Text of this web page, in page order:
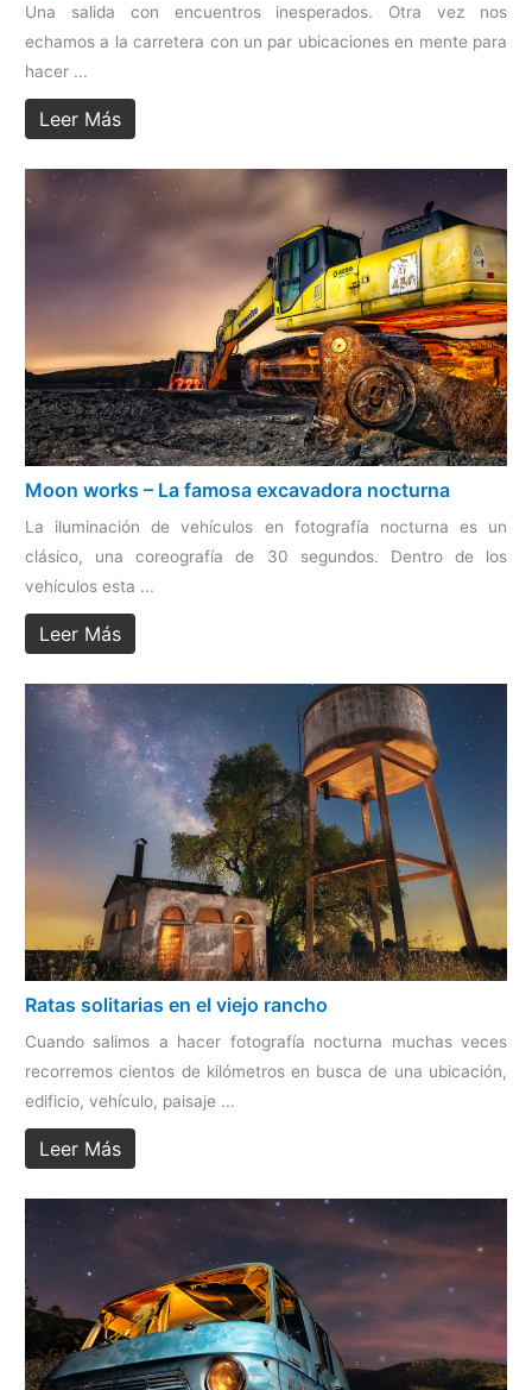
Una salida con encuentros inesperados. Otra vez nos
echamos a la carretera con un par ubicaciones en mente para
hacer ...
Leer Más
Moon works – La famosa excavadora nocturna
La iluminación de vehículos en fotografía nocturna es un
clásico, una coreografía de 30 segundos. Dentro de los
vehículos esta ...
Leer Más
Ratas solitarias en el viejo rancho
Cuando salimos a hacer fotografía nocturna muchas veces
recorremos cientos de kilómetros en busca de una ubicación,
edificio, vehículo, paisaje ...
Leer Más